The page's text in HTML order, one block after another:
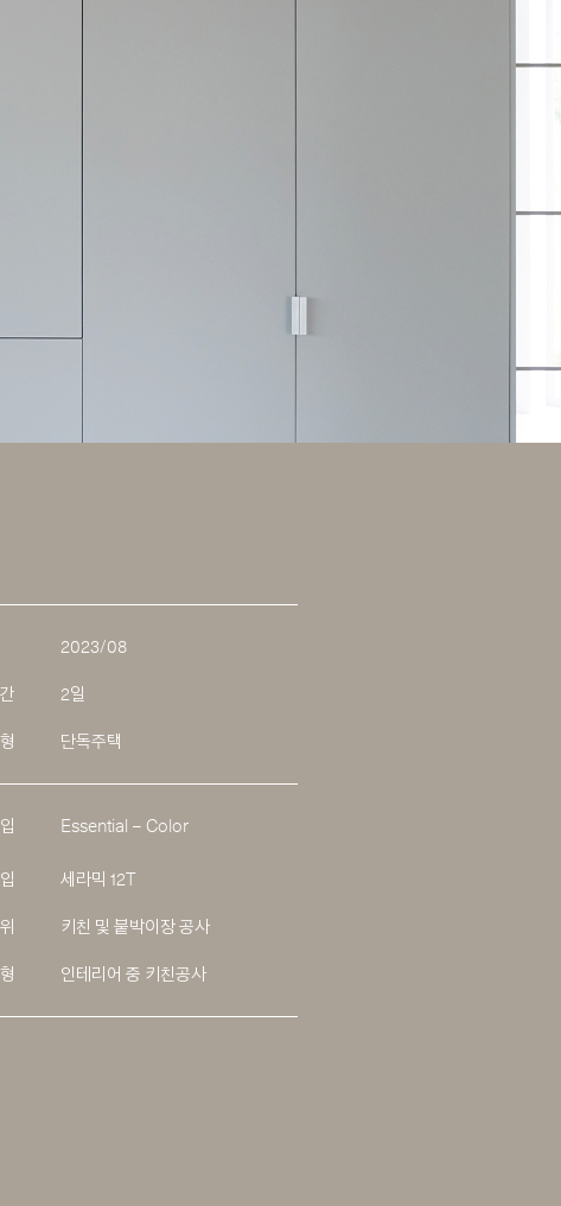
2023/08
2일
단독주택
Essential – Color
세라믹 12T
키친 및 붙박이장 공사
인테리어 중 키친공사